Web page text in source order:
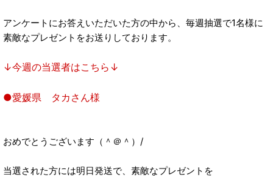
アンケートにお答えいただいた方の中から、毎週抽選で1名様に
素敵なプレゼントをお送りしております。
↓今週の当選者はこちら↓
●愛媛県 タカさん様
おめでとうございます（＾＠＾）/
当選された方には明日発送で、素敵なプレゼントを